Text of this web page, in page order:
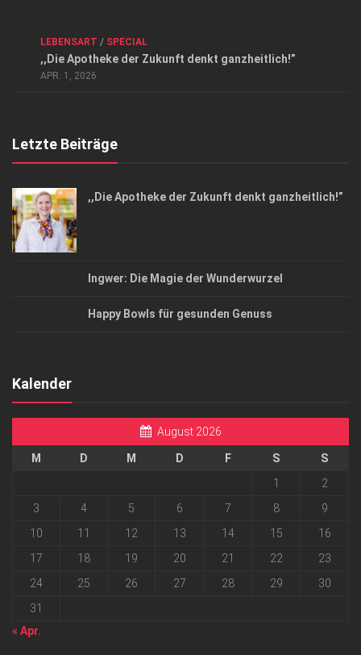
Datenschutzerklärung
Top Magazin Dresden / Ostsachsen
LEBENSART / SPECIAL
,,Die Apotheke der Zukunft denkt ganzheitlich!”
APR. 1, 2026
Letzte Beiträge
,,Die Apotheke der Zukunft denkt ganzheitlich!”
Ingwer: Die Magie der Wunderwurzel
Happy Bowls für gesunden Genuss
Kalender
August 2026
M D M D F S
S
1
2
3
4 5 6 7 8
9
10
11 12 13 14 15
16
17
18 19 20 21 22
23
24
25 26 27 28 29
30
31
« Apr.